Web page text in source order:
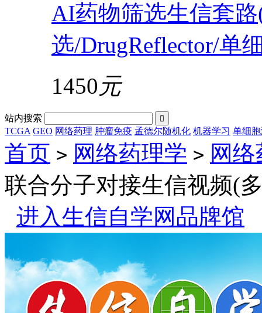
AI药物筛选生信套
选/DrugReflector/单
1450 元
站内搜索 
TCGA GEO 网络药理 肿瘤免疫 孟德尔随机化 机器学习 单细
首页 > 网络药理学 > 网
联合分子对接生信视频(
进入生信自学网品牌馆